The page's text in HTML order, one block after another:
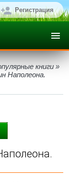
Регистрация
книги »
Наполеона.